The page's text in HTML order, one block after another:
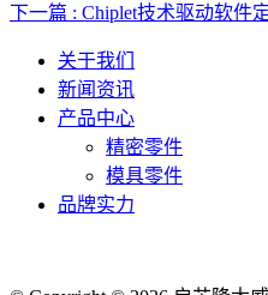
下一篇 : Chiplet技术驱动软件
关于我们
新闻资讯
产品中心
精密零件
模具零件
品牌实力